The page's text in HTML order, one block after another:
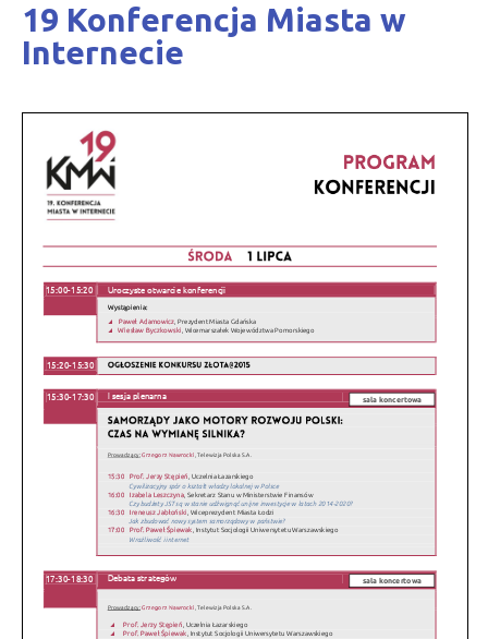
19 Konferencja Miasta w
Internecie